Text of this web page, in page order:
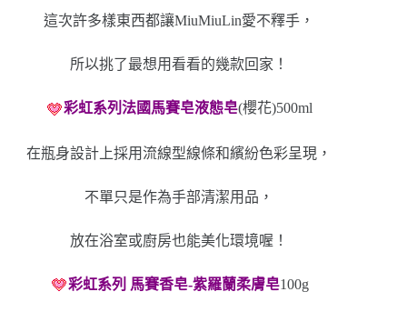
這次許多樣東西都讓MiuMiuLin愛不釋手，
所以挑了最想用看看的幾款回家！
彩虹系列法國馬賽皂液態皂(櫻花)500ml
在瓶身設計上採用流線型線條和繽紛色彩呈現，
不單只是作為手部清潔用品，
放在浴室或廚房也能美化環境喔！
彩虹系列 馬賽香皂-紫羅蘭柔膚皂100g